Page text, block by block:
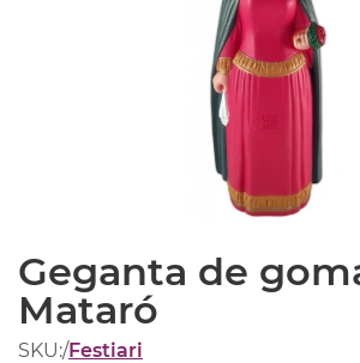
Geganta de
Mataró
SKU:/Festiari